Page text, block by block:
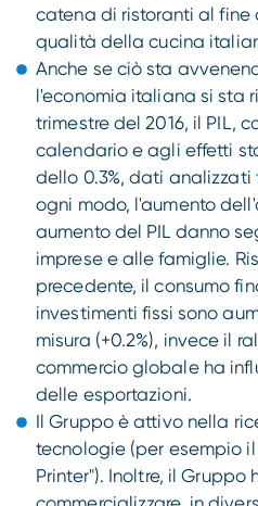
catena di ristoranti al fine
qualità della cucina
Anche se ciò sta
l'economia italiana si sta
trimestre del 2016, il PIL,
calendario e agli effetti
dello 0.3%, dati analizzati
ogni modo, l'aumento
aumento del PIL danno
imprese e alle famiglie.
precedente, il consumo
investimenti fissi sono
misura (+0.2%), invece il
commercio globale ha
delle esportazioni.
Il Gruppo è attivo nella
tecnologie (per esempio
Printer"). Inoltre, il Gruppo